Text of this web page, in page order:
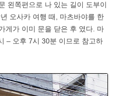
왼쪽편으로 나 있는 길이 도부이
오사카 여행 때, 마츠바야를 한
게가 이미 문을 닫은 후 였다. 마
– 오후 7시 30분 이므로 참고하